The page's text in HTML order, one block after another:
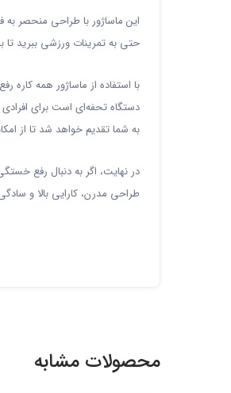
این ماساژور با طراحی منحصر به
حتی به تمرینات ورزشی ببرید
با استفاده از ماساژور همه
دستگاه تحفه‌ای است برای
به شما تقدیم خواهد شد تا از
در نهایت، اگر به دنبال رفع
طراحی مدرن، کارایی بالا و
محصولات مشابه